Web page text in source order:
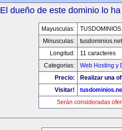
El dueño de este dominio lo
Mayusculas:
Minusculas:
tusdominios.net
Longitud:
11 caracteres
Categorias:
Web Hosting y
Precio:
Realizar una
Visitar!
Serán consideradas